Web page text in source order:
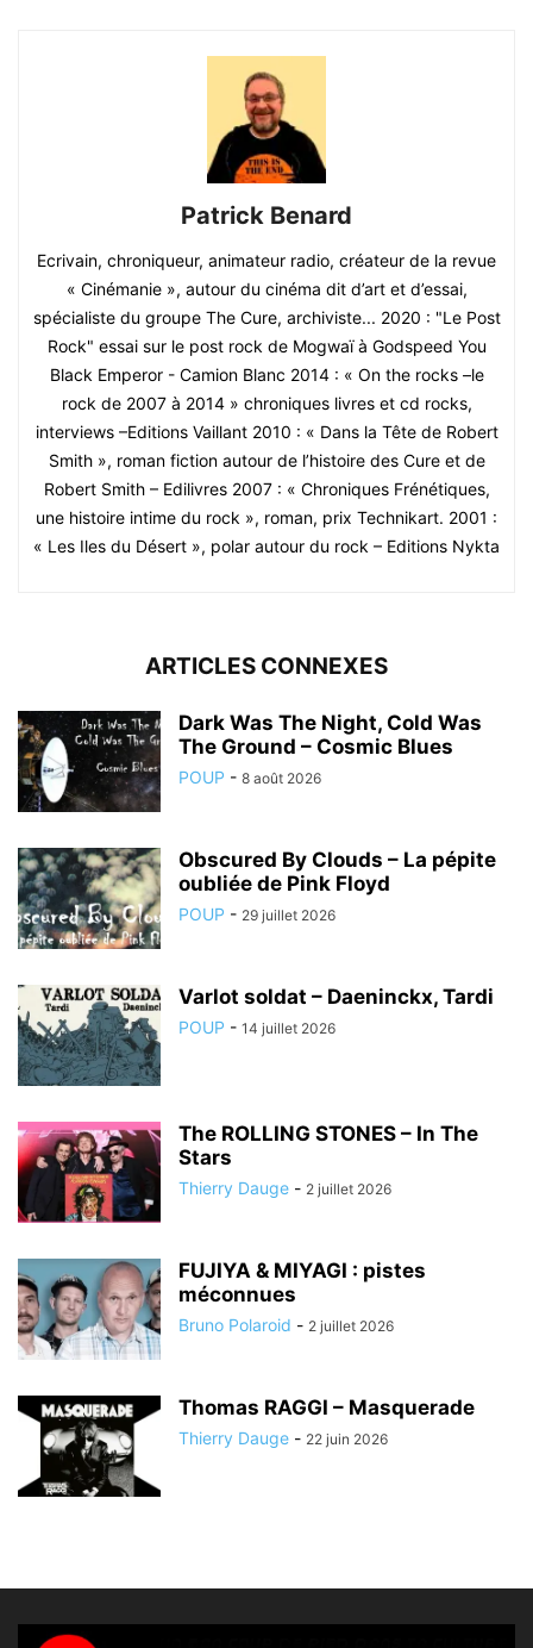
Patrick Benard
Ecrivain, chroniqueur, animateur radio, créateur de la revue
« Cinémanie », autour du cinéma dit d’art et d’essai,
spécialiste du groupe The Cure, archiviste... 2020 : "Le Post
Rock" essai sur le post rock de Mogwaï à Godspeed You
Black Emperor - Camion Blanc 2014 : « On the rocks –le
rock de 2007 à 2014 » chroniques livres et cd rocks,
interviews –Editions Vaillant 2010 : « Dans la Tête de Robert
Smith », roman fiction autour de l’histoire des Cure et de
Robert Smith – Edilivres 2007 : « Chroniques Frénétiques,
une histoire intime du rock », roman, prix Technikart. 2001 :
« Les Iles du Désert », polar autour du rock – Editions Nykta
ARTICLES CONNEXES
Dark Was The Night, Cold Was
The Ground – Cosmic Blues
POUP - 8 août 2026
Obscured By Clouds – La pépite
oubliée de Pink Floyd
POUP - 29 juillet 2026
Varlot soldat – Daeninckx, Tardi
POUP - 14 juillet 2026
The ROLLING STONES – In The
Stars
Thierry Dauge - 2 juillet 2026
FUJIYA & MIYAGI : pistes
méconnues
Bruno Polaroid - 2 juillet 2026
Thomas RAGGI – Masquerade
Thierry Dauge - 22 juin 2026